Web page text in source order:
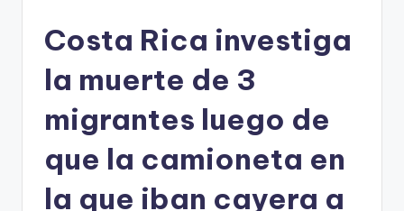
Costa Rica investiga
la muerte de 3
migrantes luego de
que la camioneta en
la que iban cayera a